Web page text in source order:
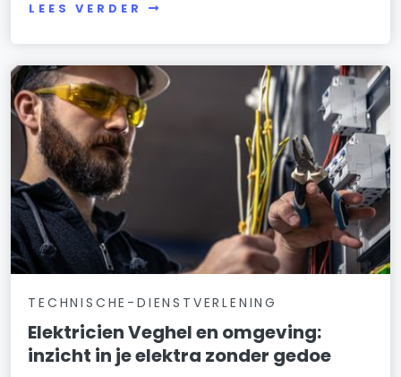
LEES VERDER
TECHNISCHE-DIENSTVERLENING
Elektricien Veghel en omgeving:
inzicht in je elektra zonder gedoe